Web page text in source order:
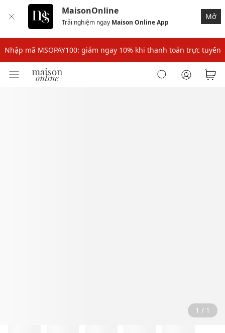
MaisonOnline
Trải nghiệm ngay Maison Online App
Mở
Nhập mã: MSOXINCHAO - Giảm 10% đơn đầu cho thành viên mới!
Nhập mã MSOPAY100: giảm ngay 10% khi thanh toán trực tuyến
Nhập mã: MSOXINCHAO - Giảm 10% đơn đầu cho thành viên mới!
1 / 1